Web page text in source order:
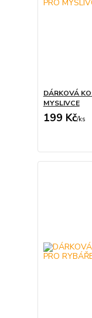
DÁRKOVÁ
MYSLIVCE
199 Kč/ks